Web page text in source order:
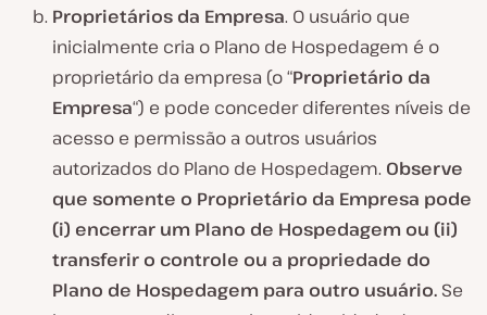
Proprietários da Empresa. O usuário que
inicialmente cria o Plano de Hospedagem é o
proprietário da empresa (o “Proprietário da
Empresa“) e pode conceder diferentes níveis de
acesso e permissão a outros usuários
autorizados do Plano de Hospedagem. Observe
que somente o Proprietário da Empresa pode
(i) encerrar um Plano de Hospedagem ou (ii)
transferir o controle ou a propriedade do
Plano de Hospedagem para outro usuário. Se